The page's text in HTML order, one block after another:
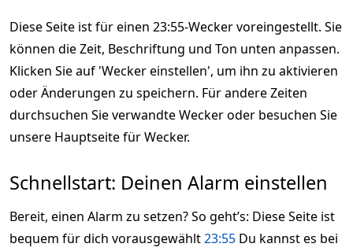
Diese Seite ist für einen 23:55-Wecker voreingestellt. Sie
können die Zeit, Beschriftung und Ton unten anpassen.
Klicken Sie auf 'Wecker einstellen', um ihn zu aktivieren
oder Änderungen zu speichern. Für andere Zeiten
durchsuchen Sie verwandte Wecker oder besuchen Sie
unsere Hauptseite für Wecker.
Schnellstart: Deinen Alarm einstellen
Bereit, einen Alarm zu setzen? So geht’s: Diese Seite ist
bequem für dich vorausgewählt23:55 Du kannst es bei